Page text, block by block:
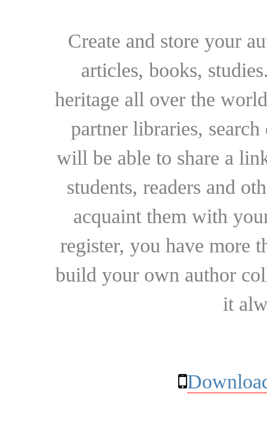
Create and store your
articles, books,
heritage all over the
partner libraries,
will be able to share a
students, readers and
acquaint them with
register, you have more
build your own author
it